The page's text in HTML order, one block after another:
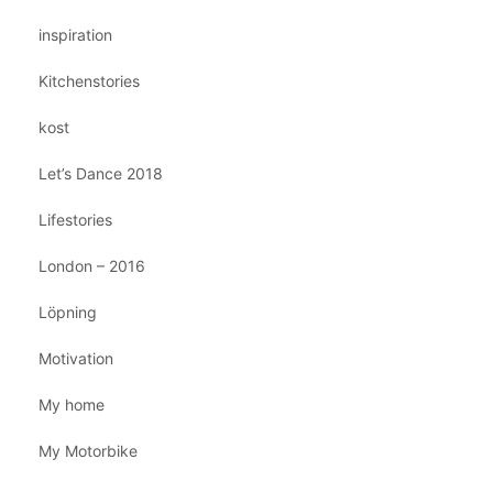
inspiration
Kitchenstories
kost
Let’s Dance 2018
Lifestories
London – 2016
Löpning
Motivation
My home
My Motorbike